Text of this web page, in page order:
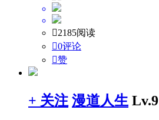
2185阅读
0评论
赞
+ 关注 漫道人生 Lv.9